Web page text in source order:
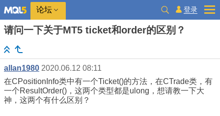
论坛 登录
请问一下关于MT5 ticket和order的区别？
allan1980 2020.06.12 08:11
在CPositionInfo类中有一个Ticket()的方法，在CTrade类，有
一个ResultOrder()，这两个类型都是ulong，想请教一下大
神，这两个有什么区别？